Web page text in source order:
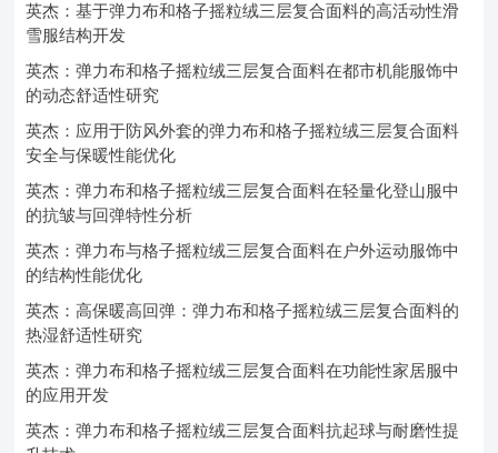
英杰：基于弹力布和格子摇粒绒三层复合面料的高活动性滑
雪服结构开发
英杰：弹力布和格子摇粒绒三层复合面料在都市机能服饰中
的动态舒适性研究
英杰：应用于防风外套的弹力布和格子摇粒绒三层复合面料
安全与保暖性能优化
英杰：弹力布和格子摇粒绒三层复合面料在轻量化登山服中
的抗皱与回弹特性分析
英杰：弹力布与格子摇粒绒三层复合面料在户外运动服饰中
的结构性能优化
英杰：高保暖高回弹：弹力布和格子摇粒绒三层复合面料的
热湿舒适性研究
英杰：弹力布和格子摇粒绒三层复合面料在功能性家居服中
的应用开发
英杰：弹力布和格子摇粒绒三层复合面料抗起球与耐磨性提